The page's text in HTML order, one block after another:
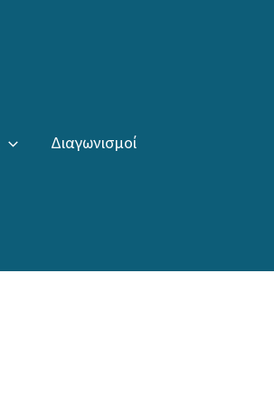
Διαγωνισμοί